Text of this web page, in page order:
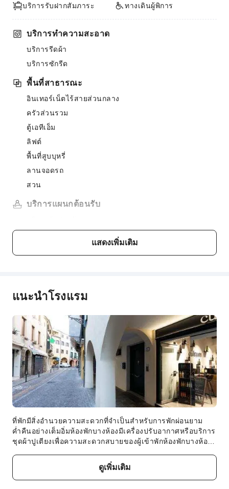
บริการรับฝากสัมภาระ
ทางเดินผู้พิการ
บริการทำความสะอาด
บริการรีดผ้า
บริการซักรีด
พื้นที่สาธารณะ
อินเทอร์เน็ตไร้สายส่วนกลาง
ครัวส่วนรวม
ตู้เอทีเอ็ม
ลิฟต์
พื้นที่สูบบุหรี่
ลานจอดรถ
สวน
บริการแผนกต้อนรับ
ความปลอดภัยและการรักษาความปลอดภัย
ชุดปฐมพยาบาล
เครื่องตรวจจับควัน
บริการสิ่งอำนวยความสะดวกสำหรับคนพิการ
ทางเดินผู้พิการ
ขยายทั้งหมด
แสดงเพิ่มเติม
แนะนำโรงแรม
ที่พักมีสิ่งอำนวยความสะดวกที่จำเป็นสำหรับการพักผ่อนยาม
ค่ำคืนอย่างเต็มอิ่มห้องพักบางห้องมีเครื่องปรับอากาศหรือบริการ
ชุดผ้าปูเตียงเพื่อความสะดวกสบายของผู้เข้าพักห้องพักบางห้องมี
ผู้เข้าพัก ภายในห้องพักบางห้อง ผู้เข้าพักสามารถใช้สิ่งอำนวย
ความสะดวกสำหรับชงกาแฟหรือชาได้สตูดิโอ อพาร์ตเมนต์ 1
ห้องน้ำส่วนตัว ขนาด 29 ตร.ม. – ปาโดวา ซิตี้เซ็นเตอร์ ให้
ดูเพิ่มเติม